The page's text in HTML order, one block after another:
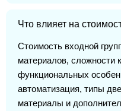
Что влияет на
Стоимость входной
материалов, сложности
функциональных
автоматизация, типы
материалы и